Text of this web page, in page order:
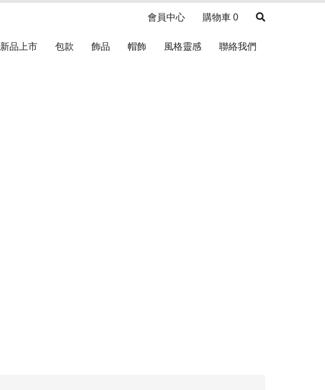
會員中心 購物車 0
新品上市 包款 飾品 帽飾 風格靈感 聯絡我們